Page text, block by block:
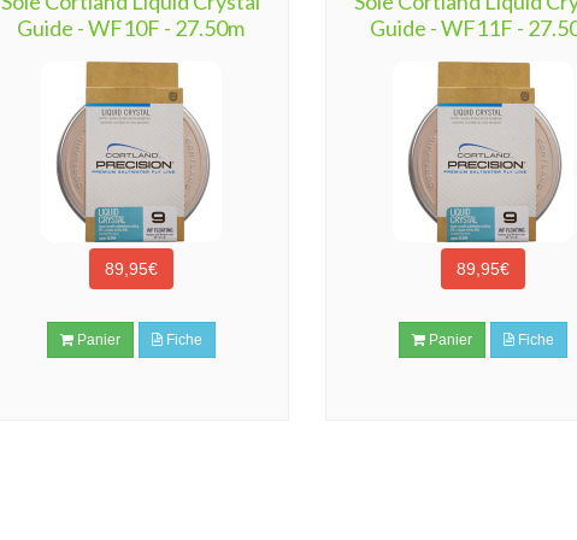
Guide - WF10F - 27.50m
89,95€
Panier Fiche
Guide - WF11F -
89,95€
Panier Fiche